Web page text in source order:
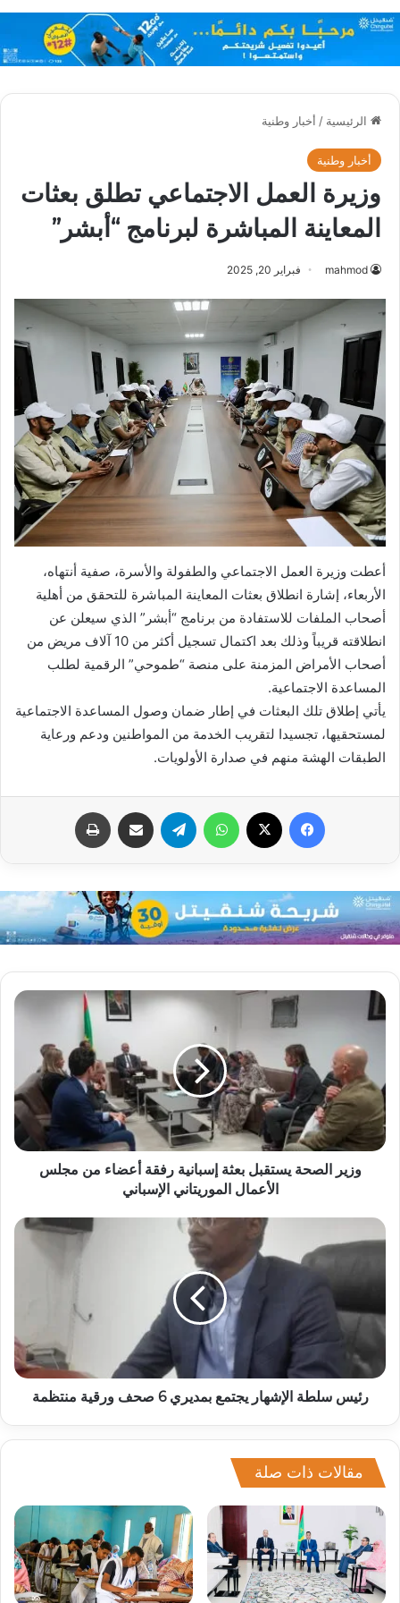
الرئيسية / أخبار وطنية
أخبار وطنية
وزيرة العمل الاجتماعي تطلق بعثات
المعاينة المباشرة لبرنامج “أبشر”
mahmod فبراير 20, 2025
أعطت وزيرة العمل الاجتماعي والطفولة والأسرة، صفية أنتهاه،
الأربعاء، إشارة انطلاق بعثات المعاينة المباشرة للتحقق من أهلية
أصحاب الملفات للاستفادة من برنامج “أبشر” الذي سيعلن عن
انطلاقته قريباً وذلك بعد اكتمال تسجيل أكثر من 10 آلاف مريض من
أصحاب الأمراض المزمنة على منصة “طموحي” الرقمية لطلب
المساعدة الاجتماعية.
يأتي إطلاق تلك البعثات في إطار ضمان وصول المساعدة الاجتماعية
لمستحقيها، تجسيدا لتقريب الخدمة من المواطنين ودعم ورعاية
الطبقات الهشة منهم في صدارة الأولويات.
فيسبوك واتساب تيلقرام مشاركة عبر البريد
وزير الصحة يستقبل بعثة إسبانية رفقة أعضاء من مجلس
الأعمال الموريتاني الإسباني
رئيس سلطة الإشهار يجتمع بمديري 6 صحف ورقية منتظمة
مقالات ذات صلة